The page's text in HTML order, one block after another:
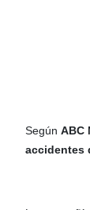
Según ABC
accidentes